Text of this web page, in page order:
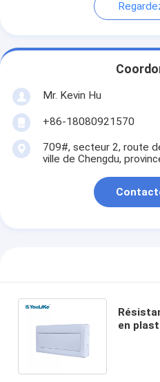
Mr. Kevin Hu
+86-18080921570
709#, secteur 2, route
ville de Chengdu,
en